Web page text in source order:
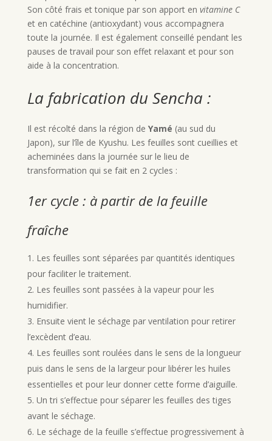
Son côté frais et tonique par son apport en vitamine C
et en catéchine (antioxydant) vous accompagnera
toute la journée. Il est également conseillé pendant les
pauses de travail pour son effet relaxant et pour son
aide à la concentration.
La fabrication du Sencha :
Il est récolté dans la région de Yamé (au sud du
Japon), sur l’île de Kyushu. Les feuilles sont cueillies et
acheminées dans la journée sur le lieu de
transformation qui se fait en 2 cycles :
1er cycle : à partir de la feuille
fraîche
Les feuilles sont séparées par quantités identiques
pour faciliter le traitement.
Les feuilles sont passées à la vapeur pour les
humidifier.
Ensuite vient le séchage par ventilation pour retirer
l’excèdent d’eau.
Les feuilles sont roulées dans le sens de la longueur
puis dans le sens de la largeur pour libérer les huiles
essentielles et pour leur donner cette forme d’aiguille.
Un tri s’effectue pour séparer les feuilles des tiges
avant le séchage.
Le séchage de la feuille s’effectue progressivement à